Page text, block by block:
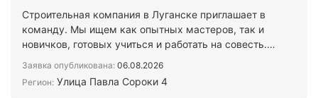
Строительная компания в Луганске приглашает в
команду. Мы ищем как опытных мастеров, так и
новичков, готовых учиться и работать на совесть.
Заявка опубликована: 06.08.2026
Регион: Улица Павла Сороки 4